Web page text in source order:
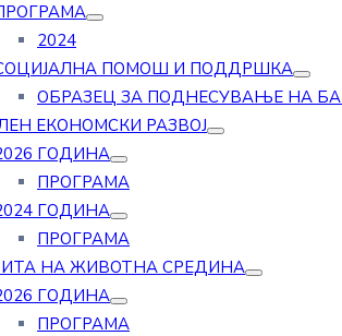
2024
ПОМОШ И ПОДДРШКА
ОБРАЗЕЦ ЗА ПОДНЕСУВАЊЕ НА
ЕКОНОМСКИ РАЗВОЈ
ГОДИНА
ПРОГРАМА
ГОДИНА
ПРОГРАМА
НА ЖИВОТНА СРЕДИНА
ГОДИНА
ПРОГРАМА